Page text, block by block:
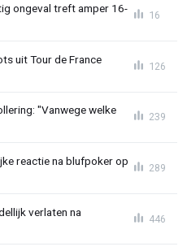
ongeval treft amper 16-
16
uit Tour de France
126
"Vanwege welke
239
reactie na blufpoker op
289
verlaten na
446